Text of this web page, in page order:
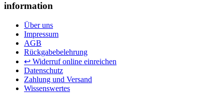
information
Über uns
Impressum
AGB
Rückgabebelehrung
↩ Widerruf online einreichen
Datenschutz
Zahlung und Versand
Wissenswertes